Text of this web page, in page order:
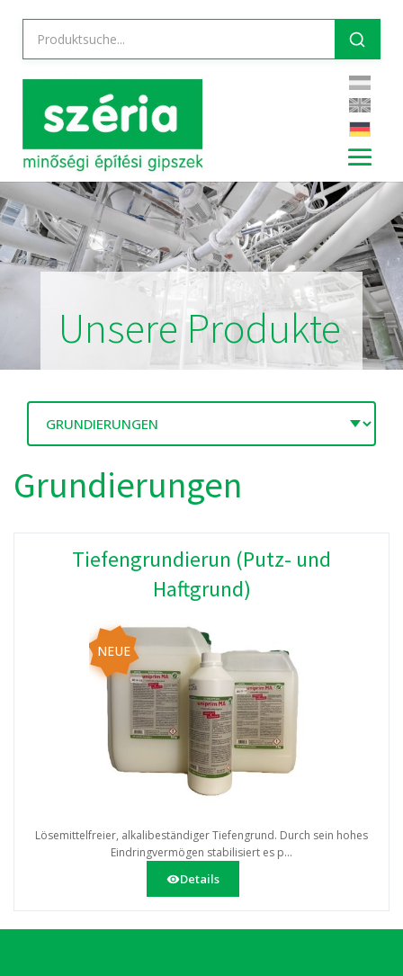
Unsere Produkte
Grundierungen
Tiefengrundierun (Putz- und
Haftgrund)
NEUE
Lösemittelfreier, alkalibeständiger Tiefengrund. Durch sein hohes
Eindringvermögen stabilisiert es p...
Details